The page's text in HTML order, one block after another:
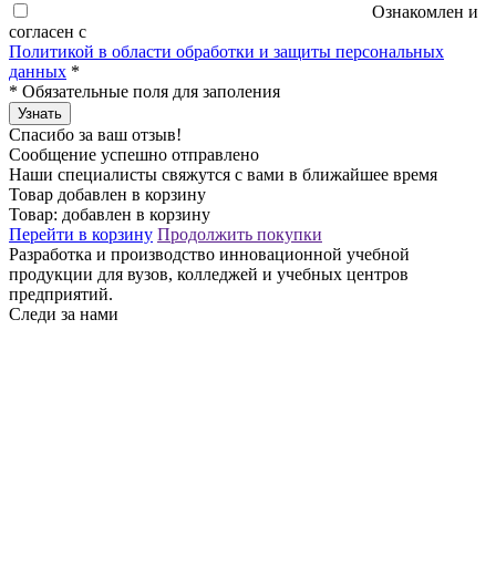
Ознакомлен и
согласен с
Политикой в области обработки и защиты персональных
данных *
* Обязательные поля для заполения
Узнать
Спасибо за ваш отзыв!
Сообщение успешно отправлено
Наши специалисты свяжутся с вами в ближайшее время
Товар добавлен в корзину
Товар: добавлен в корзину
Перейти в корзину Продолжить покупки
Разработка и производство инновационной учебной
продукции для вузов, колледжей и учебных центров
предприятий.
Следи за нами